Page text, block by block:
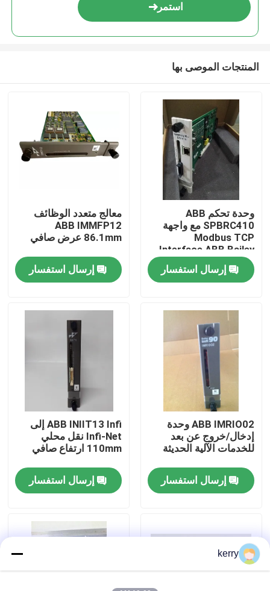
المنزل
المنتجات
فيديوهات
معلومات عنا
جولة في المعمل
رقابة جودة
اتصل بنا
اطلب اقتباس
استمر
المنتجات الموصى بها
وحدة تحكم ABB
SPBRC410 مع واجهة
Modbus TCP
Interface ABB Bailey
Infi 90
إرسال استفسار
معالج متعدد الوظائف
ABB IMMFP12
86.1mm عرض صافي
إرسال استفسار
ABB IMRIO02 وحدة
إدخال/خروج عن بعد
للخدمات الآلية الحديثة
إرسال استفسار
ABB INIIT13 Infi إلى
Infi-Net نقل محلي
110mm ارتفاع صافي
إرسال استفسار
kerry